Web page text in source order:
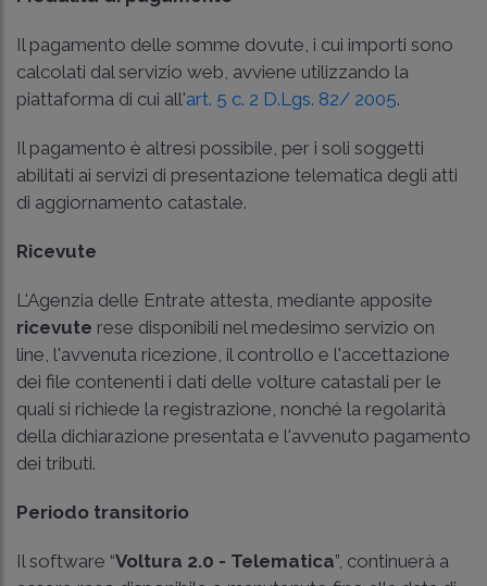
Il pagamento delle somme dovute, i cui importi sono
calcolati dal servizio web, avviene utilizzando la
piattaforma di cui all'art. 5 c. 2 D.Lgs. 82/ 2005.
Il pagamento è altresì possibile, per i soli soggetti
abilitati ai servizi di presentazione telematica degli atti
di aggiornamento catastale.
Ricevute
L'Agenzia delle Entrate attesta, mediante apposite
ricevute rese disponibili nel medesimo servizio on
line, l'avvenuta ricezione, il controllo e l'accettazione
dei file contenenti i dati delle volture catastali per le
quali si richiede la registrazione, nonché la regolarità
della dichiarazione presentata e l'avvenuto pagamento
dei tributi.
Periodo transitorio
Il software “Voltura 2.0 - Telematica”, continuerà a